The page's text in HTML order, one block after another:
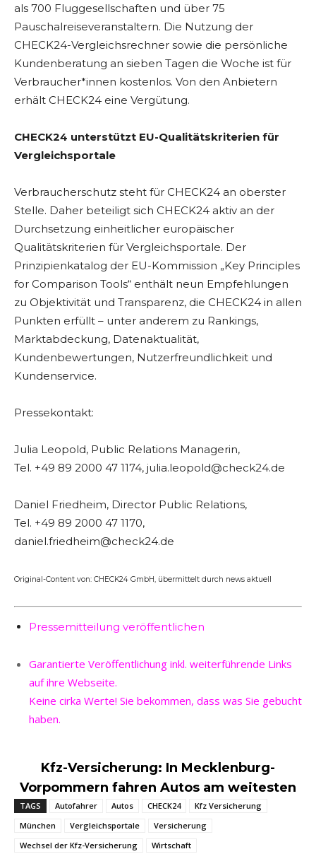
als 700 Fluggesellschaften und über 75
Pauschalreiseveranstaltern. Die Nutzung der
CHECK24-Vergleichsrechner sowie die persönliche
Kundenberatung an sieben Tagen die Woche ist für
Verbraucher*innen kostenlos. Von den Anbietern
erhält CHECK24 eine Vergütung.
CHECK24 unterstützt EU-Qualitätskriterien für
Vergleichsportale
Verbraucherschutz steht für CHECK24 an oberster
Stelle. Daher beteiligt sich CHECK24 aktiv an der
Durchsetzung einheitlicher europäischer
Qualitätskriterien für Vergleichsportale. Der
Prinzipienkatalog der EU-Kommission „Key Principles
for Comparison Tools“ enthält neun Empfehlungen
zu Objektivität und Transparenz, die CHECK24 in allen
Punkten erfüllt – unter anderem zu Rankings,
Marktabdeckung, Datenaktualität,
Kundenbewertungen, Nutzerfreundlichkeit und
Kundenservice.
Pressekontakt:
Julia Leopold, Public Relations Managerin,
Tel. +49 89 2000 47 1174, julia.leopold@check24.de
Daniel Friedheim, Director Public Relations,
Tel. +49 89 2000 47 1170,
daniel.friedheim@check24.de
Original-Content von: CHECK24 GmbH, übermittelt durch news aktuell
Pressemitteilung veröffentlichen
Garantierte Veröffentlichung inkl. weiterführende Links
auf ihre Webseite.
Keine cirka Werte! Sie bekommen, dass was Sie gebucht
haben.
Kfz-Versicherung: In Mecklenburg-
Vorpommern fahren Autos am weitesten
TAGS Autofahrer Autos CHECK24
Kfz Versicherung
München
Vergleichsportale
Versicherung
Wechsel der Kfz-Versicherung
Wirtschaft